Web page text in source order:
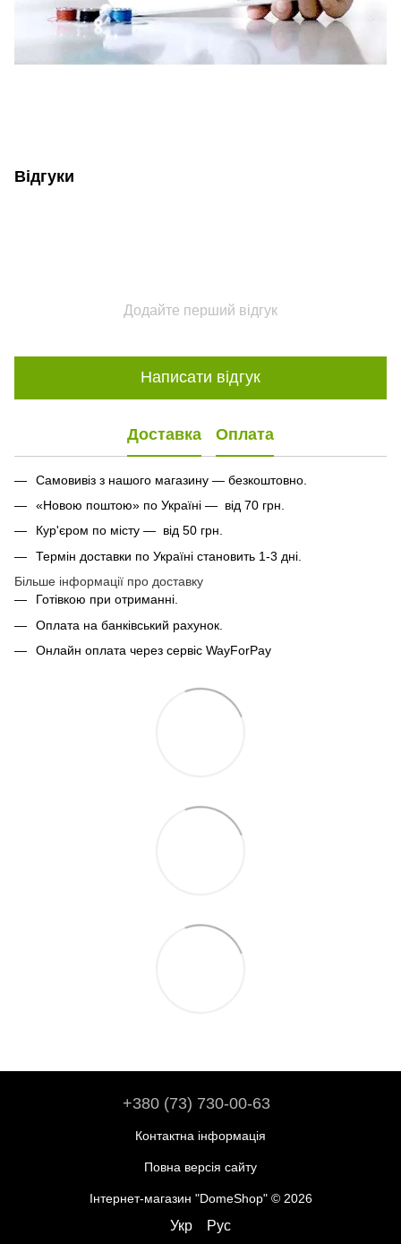
Відгуки
Додайте перший відгук
Написати відгук
Доставка Оплата
Самовивіз з нашого магазину — безкоштовно.
«Новою поштою» по Україні — від 70 грн.
Кур'єром по місту — від 50 грн.
Термін доставки по Україні становить 1-3 дні.
Більше інформації про доставку
Готівкою при отриманні.
Оплата на банківський рахунок.
Онлайн оплата через сервіс WayForPay
+380 (73) 730-00-63
Контактна інформація
Повна версія сайту
Інтернет-магазин "DomeShop" © 2026
Укр Рус